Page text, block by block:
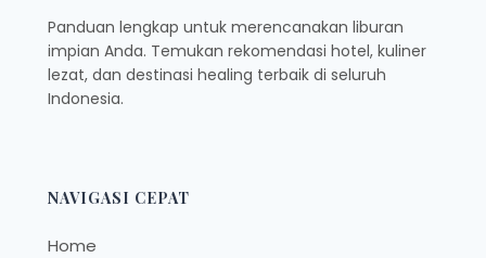
Panduan lengkap untuk merencanakan liburan
impian Anda. Temukan rekomendasi hotel, kuliner
lezat, dan destinasi healing terbaik di seluruh
Indonesia.
NAVIGASI CEPAT
Home